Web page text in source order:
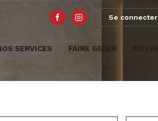
Se connecter
SERVICES FAIRE GERER